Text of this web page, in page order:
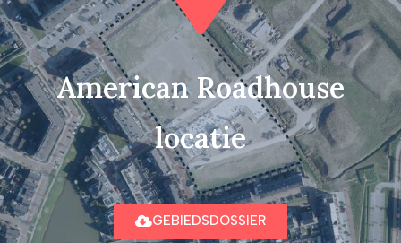
American Roadhouse
locatie
GEBIEDSDOSSIER